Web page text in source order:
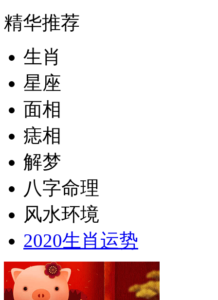
精华推荐
生肖
星座
面相
痣相
解梦
八字命理
风水环境
2020生肖运势